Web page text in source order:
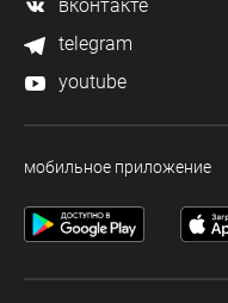
вконтакте
telegram
youtube
мобильное приложение